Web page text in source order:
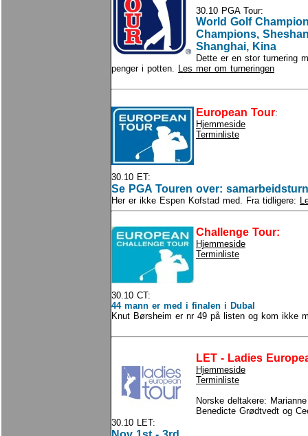
30.10 PGA Tour:
World Golf
Champions,
Shanghai, Kina
Dette er en stor turnering
penger i potten. Les mer om turneringen
European Tour:
Hjemmeside
Terminliste
30.10 ET:
Se PGA Touren over:
Her er ikke Espen Kofstad med. Fra tidligere:
Challenge Tour:
Hjemmeside
Terminliste
30.10 CT:
44 mann er med i finalen i Dubal
Knut Børsheim er nr 49 på listen og kom ikke
LET - Ladies
Hjemmeside
Terminliste
Norske deltakere:
Benedicte Grødtvedt og
30.10 LET: